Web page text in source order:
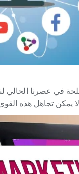
في عصرنا الحالي
لا يمكن تجاهل هذه